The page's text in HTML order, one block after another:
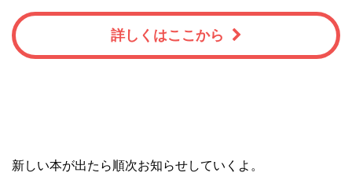
詳しくはここから
新しい本が出たら順次お知らせしていくよ。